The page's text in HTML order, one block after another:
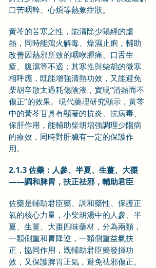
口苦咽幹、心煩等熱象症狀。
黃芩的苦寒之性，能清除少陽經的虛
熱，同時能瀉火解毒、燥濕止痢，輔助
改善因熱邪所致的咽喉腫痛、口舌生
瘡、腹瀉等不適；其寒性與柴胡的微寒
相呼應，既能增強清熱功效，又能避免
柴胡辛散太過耗傷陰液，實現“清熱而不
傷正”的效果。現代藥理研究顯示，黃芩
中的黃芩苷具有顯著的抗炎、抗病毒、
保肝作用，能輔助柴胡增強調理少陽病
的療效，同時對肝臟有一定的保護作
用。
2.1.3 佐藥：人參、半夏、生薑、大棗
——調和脾胃，扶正祛邪，輔助君臣
佐藥是輔助君臣藥、調和藥性、保護正
氣的核心力量，小柴胡湯中的人參、半
夏、生薑、大棗四味藥材，分為兩類，
一類側重和胃降逆，一類側重益氣扶
正，協同作用，既輔助君臣藥發揮功
效，又保護脾胃正氣，避免祛邪傷正。